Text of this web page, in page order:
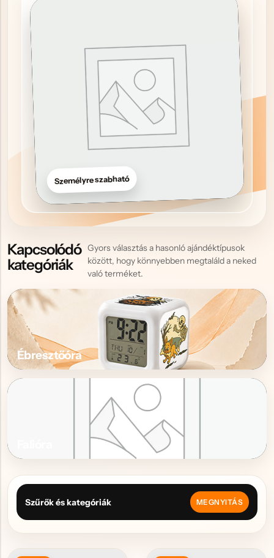
Személyre szabható
Kapcsolódó
kategóriák
Gyors választás a hasonló ajándéktípusok
között, hogy könnyebben megtaláld a neked
való terméket.
Ébresztőóra
Szűrők és kategóriák MEGNYITÁS
Hűtőmágnes, Kitűző
Plüss
Sapka
Egyedi céges ajándékok
Egyéb ajándék ötletek